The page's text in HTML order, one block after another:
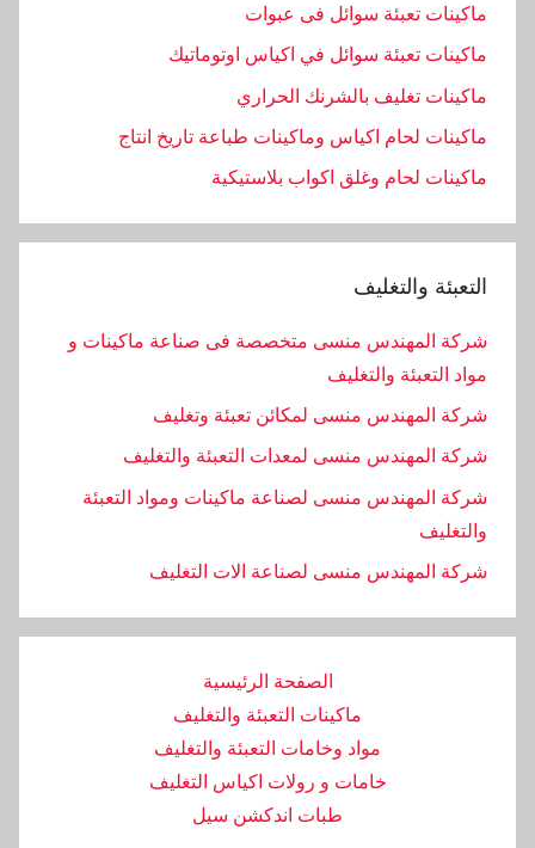
ماكينات تعبئة سوائل فى عبوات
ماكينات تعبئة سوائل في اكياس اوتوماتيك
ماكينات تغليف بالشرنك الحراري
ماكينات لحام اكياس وماكينات طباعة تاريخ انتاج
ماكينات لحام وغلق اكواب بلاستيكية
التعبئة والتغليف
شركة المهندس منسى متخصصة فى صناعة ماكينات و
مواد التعبئة والتغليف
شركة المهندس منسى لمكائن تعبئة وتغليف
شركة المهندس منسى لمعدات التعبئة والتغليف
شركة المهندس منسى لصناعة ماكينات ومواد التعبئة
والتغليف
‏شركة المهندس منسى لصناعة الات التغليف
الصفحة الرئيسية
ماكينات التعبئة والتغليف
مواد وخامات التعبئة والتغليف
خامات و رولات اكياس التغليف
طبات اندكشن سيل